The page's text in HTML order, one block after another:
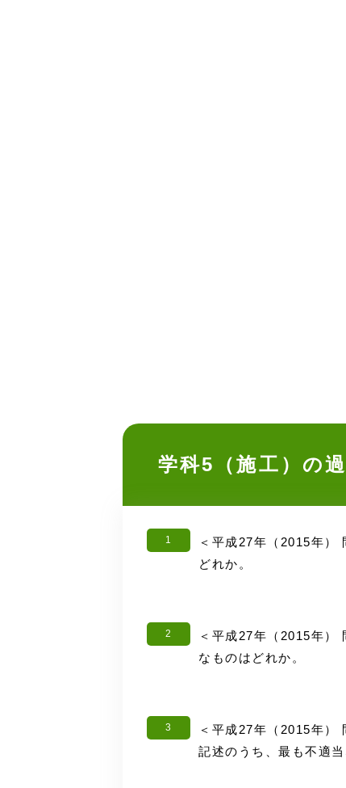
学科5（施工）の
1
＜平成27年（2015年）
どれか。
2
＜平成27年（2015年）
なものはどれか。
3
＜平成27年（2015年）
記述のうち、最も不適当